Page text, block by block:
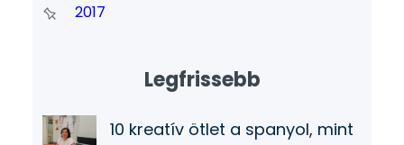
2017
Legfrissebb
10 kreatív ötlet a spanyol, mint